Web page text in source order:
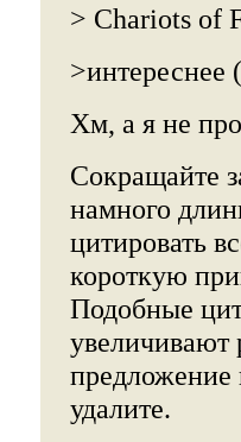
> Chariots of
>интереснее
Хм, а я не
Сокращайте
намного
цитировать
короткую
Подобные
увеличивают
предложение
удалите.